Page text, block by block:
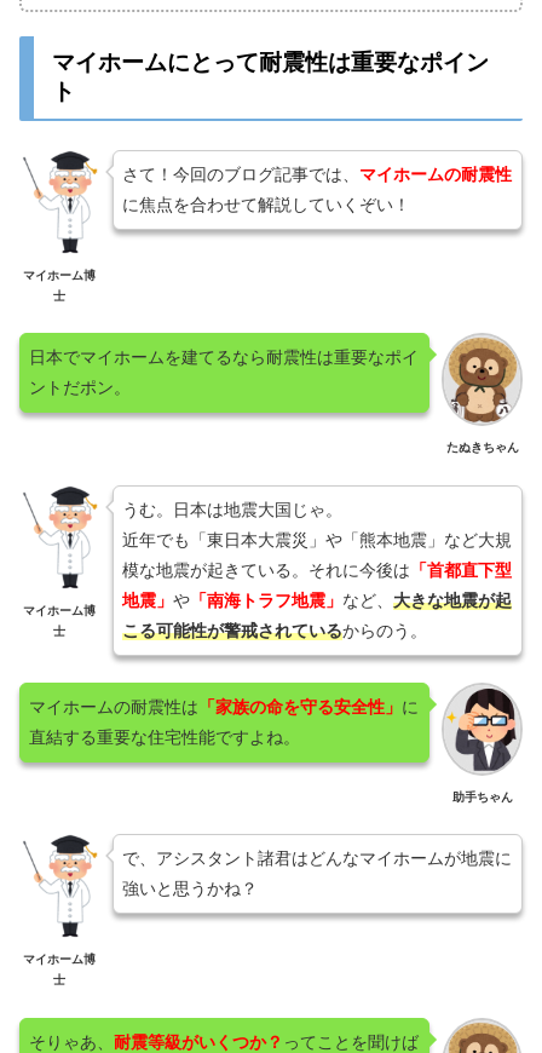
マイホームにとって耐震性は重要なポイン
ト
マイホーム博
士
さて！今回のブログ記事では、 マイホームの耐震性
に焦点を合わせて解説していくぞい！
たぬきちゃん
日本でマイホームを建てるなら耐震性は重要なポイ
ントだポン。
マイホーム博
士
うむ。日本は地震大国じゃ。
近年でも「東日本大震災」や「熊本地震」など大規
模な地震が起きている。それに今後は 「首都直下型
地震」 や「南海トラフ地震」 など、 大きな地震が起
こる可能性が警戒されているからのう。
助手ちゃん
マイホームの耐震性は 「家族の命を守る安全性」 に
直結する重要な住宅性能ですよね。
マイホーム博
士
で、アシスタント諸君はどんなマイホームが地震に
強いと思うかね？
そりゃあ、 耐震等級がいくつか？ ってことを聞けば